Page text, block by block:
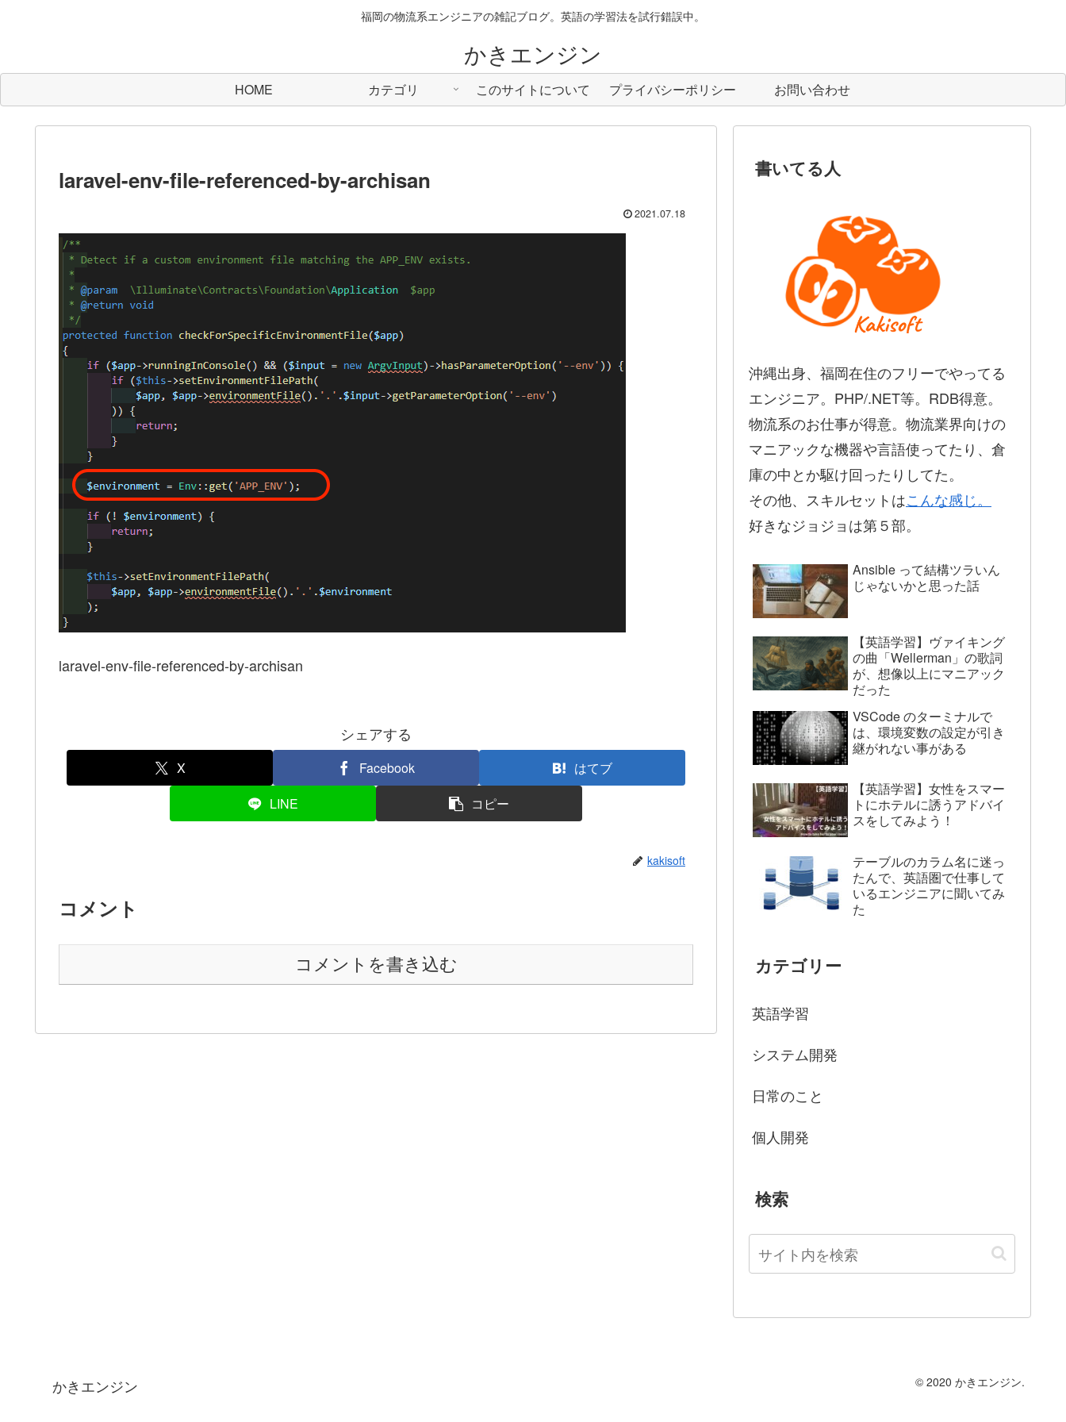
福岡の物流系エンジニアの雑記ブログ。英語の学習法を試行錯誤中。
かきエンジン
HOME カテゴリ このサイトについて プライバシーポリシー お問い合わせ
laravel-env-file-referenced-by-archisan
2021.07.18
laravel-env-file-referenced-by-archisan
シェアする
X Facebook
はてブ
LINE
コピー
kakisoft
コメント
コメントを書き込む
書いてる人
沖縄出身、福岡在住のフリーでやってる
エンジニア。PHP/.NET等。RDB得意。
物流系のお仕事が得意。物流業界向けの
マニアックな機器や言語使ってたり、倉
庫の中とか駆け回ったりしてた。
その他、スキルセットはこんな感じ。
好きなジョジョは第５部。
Ansible って結構ツラいん
じゃないかと思った話
【英語学習】ヴァイキング
の曲「Wellerman」の歌詞
が、想像以上にマニアック
だった
VSCode のターミナルで
は、環境変数の設定が引き
継がれない事がある
【英語学習】女性をスマー
トにホテルに誘うアドバイ
スをしてみよう！
テーブルのカラム名に迷っ
たんで、英語圏で仕事して
いるエンジニアに聞いてみ
た
カテゴリー
英語学習
システム開発
日常のこと
個人開発
検索
かきエンジン © 2020 かきエンジン.